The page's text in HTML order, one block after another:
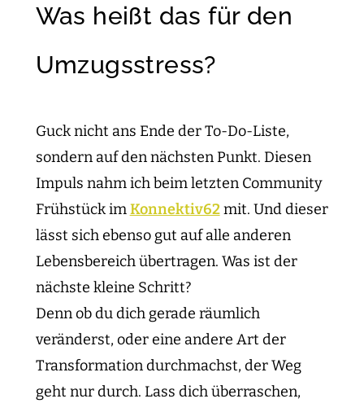
Was heißt das für den
Umzugsstress?
Guck nicht ans Ende der To-Do-Liste,
sondern auf den nächsten Punkt. Diesen
Impuls nahm ich beim letzten Community
Frühstück imKonnektiv62mit. Und dieser
lässt sich ebenso gut auf alle anderen
Lebensbereich übertragen. Was ist der
nächste kleine Schritt?
Denn ob du dich gerade räumlich
veränderst, oder eine andere Art der
Transformation durchmachst, der Weg
geht nur durch. Lass dich überraschen,